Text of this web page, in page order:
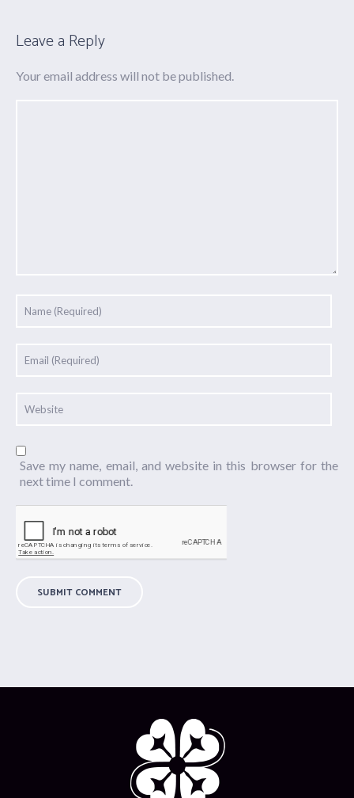
Leave a Reply
Your email address will not be published.
Save my name, email, and website in this browser for the
next time I comment.